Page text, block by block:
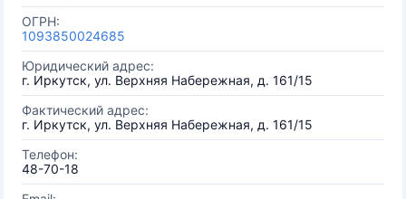
ОГРН:
1093850024685
Юридический адрес:
г. Иркутск, ул. Верхняя Набережная, д. 161/15
Фактический адрес:
г. Иркутск, ул. Верхняя Набережная, д. 161/15
Телефон:
48-70-18